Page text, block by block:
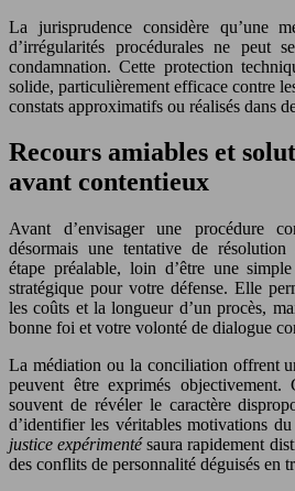
La jurisprudence considère qu’une
d’irrégularités procédurales ne peut
condamnation. Cette protection
solide, particulièrement efficace contre
constats approximatifs ou réalisés dans
Recours amiables et
avant contentieux
Avant d’envisager une procédure
désormais une tentative de
étape préalable, loin d’être une
stratégique pour votre défense. Elle
les coûts et la longueur d’un procès,
bonne foi et votre volonté de dialogue
La médiation ou la conciliation offrent
peuvent être exprimés objectivement.
souvent de révéler le caractère
d’identifier les véritables motivations
justice expérimentésaura rapidement
des conflits de personnalité déguisés en